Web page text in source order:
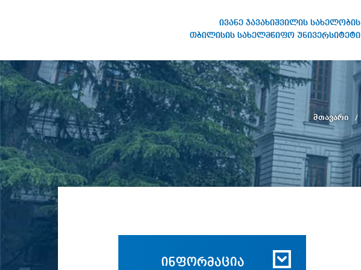
ივანე ჯავახიშვილის სახელობის
თბილისის სახელმწიფო უნივერსიტეტი
სახელობის თბილისის
სახელმწიფო უნივერსიტეტი
მთავარი
ინფორმაცია